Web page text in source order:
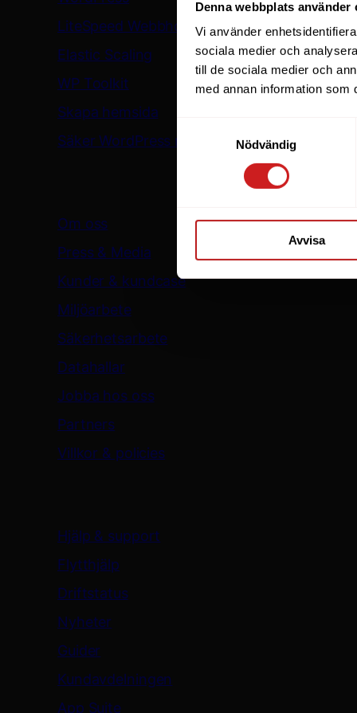
Denna webbplats använder
Vi använder
sociala medier och
till de sociala medier och
med annan information som
Nödvändig
Avvisa
LiteSpeed Webbhotell
Elastic Scaling
WP Toolkit
Skapa hemsida
Säker WordPress med WP Guardian
Om oss
Press & Media
Kunder & kundcase
Miljöarbete
Säkerhetsarbete
Datahallar
Jobba hos oss
Partners
Villkor & policies
Hjälp & support
Flytthjälp
Driftstatus
Nyheter
Guider
Kundavdelningen
App Suite